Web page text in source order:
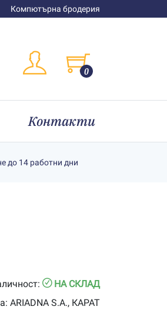
Компютърна бродерия
0
Контакти
до 14 работни дни
НА СКЛАД
ARIADNA S.A., КАРАТ